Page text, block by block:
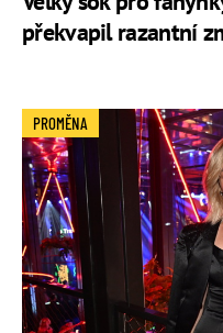
překvapil razantní
PROMĚNA